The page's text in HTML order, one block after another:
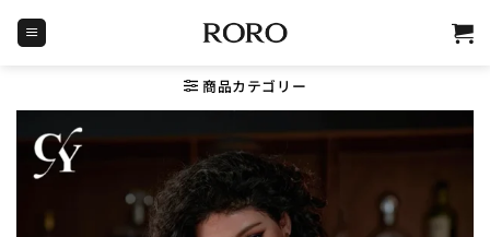
content
商品カテゴリー